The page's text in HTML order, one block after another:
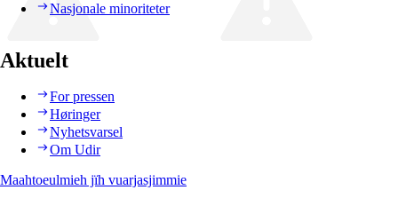
Nasjonale minoriteter
Aktuelt
For pressen
Høringer
Nyhetsvarsel
Om Udir
Maahtoeulmieh jïh vuarjasjimmie